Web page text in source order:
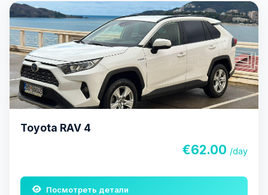
Toyota RAV 4
€62.00 /day
Посмотреть детали